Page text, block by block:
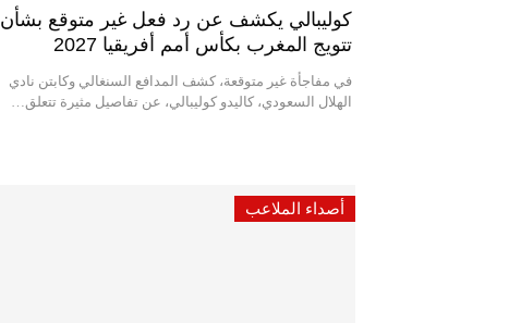
كوليبالي يكشف عن رد فعل غير متوقع بشأن
تتويج المغرب بكأس أمم أفريقيا 2027
في مفاجأة غير متوقعة، كشف المدافع السنغالي وكابتن نادي
الهلال السعودي، كاليدو كوليبالي، عن تفاصيل مثيرة تتعلق…
أصداء الملاعب